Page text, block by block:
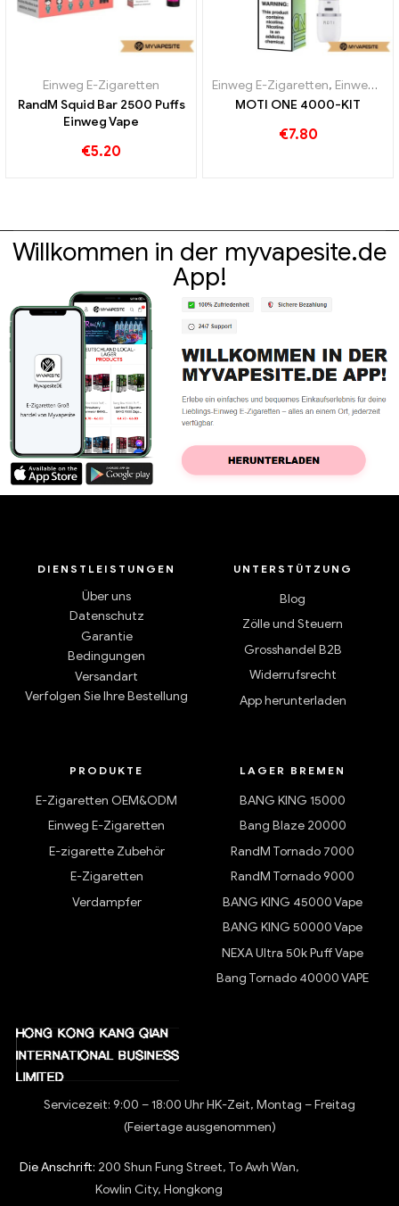
Einweg E-Zigaretten
RandM Squid Bar 2500 Puffs
Einweg Vape
€5.20
Einweg E-Zigaretten, Einweg-E-Zigaretten Österreich
MOTI ONE 4000-KIT
€7.80
Willkommen in der myvapesite.de
App!
DIENSTLEISTUNGEN
Über uns
Datenschutz
Garantie
Bedingungen
Versandart
Verfolgen Sie Ihre Bestellung
UNTERSTÜTZUNG
Blog
Zölle und Steuern
Grosshandel B2B
Widerrufsrecht
App herunterladen
PRODUKTE
E-Zigaretten OEM&ODM
Einweg E-Zigaretten
E-zigarette Zubehör
E-Zigaretten
Verdampfer
LAGER BREMEN
BANG KING 15000
Bang Blaze 20000
RandM Tornado 7000
RandM Tornado 9000
BANG KING 45000 Vape
BANG KING 50000 Vape
NEXA Ultra 50k Puff Vape
Bang Tornado 40000 VAPE
Servicezeit: 9:00 – 18:00 Uhr HK-Zeit, Montag – Freitag
(Feiertage ausgenommen)
Die Anschrift: 200 Shun Fung Street, To Awh Wan,
Kowlin City, Hongkong